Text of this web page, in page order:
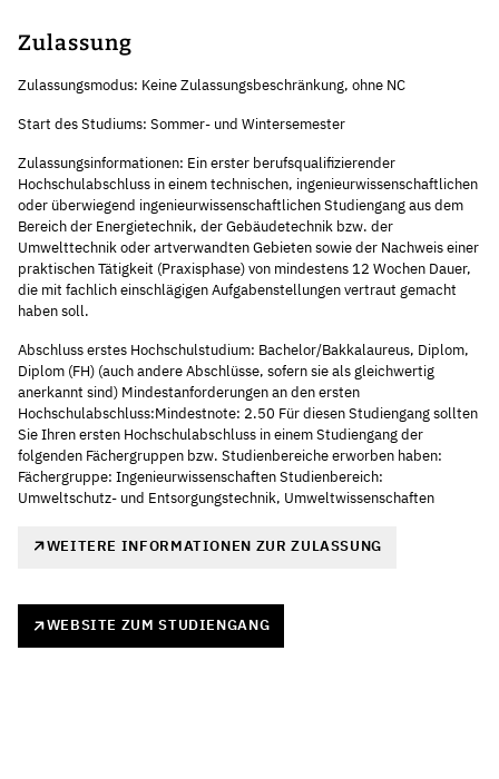
Zulassung
Zulassungsmodus: Keine Zulassungsbeschränkung, ohne NC
Start des Studiums: Sommer- und Wintersemester
Zulassungsinformationen: Ein erster berufsqualifizierender
Hochschulabschluss in einem technischen, ingenieurwissenschaftlichen
oder überwiegend ingenieurwissenschaftlichen Studiengang aus dem
Bereich der Energietechnik, der Gebäudetechnik bzw. der
Umwelttechnik oder artverwandten Gebieten sowie der Nachweis einer
praktischen Tätigkeit (Praxisphase) von mindestens 12 Wochen Dauer,
die mit fachlich einschlägigen Aufgabenstellungen vertraut gemacht
haben soll.
Abschluss erstes Hochschulstudium: Bachelor/Bakkalaureus, Diplom,
Diplom (FH) (auch andere Abschlüsse, sofern sie als gleichwertig
anerkannt sind) Mindestanforderungen an den ersten
Hochschulabschluss:Mindestnote: 2.50 Für diesen Studiengang sollten
Sie Ihren ersten Hochschulabschluss in einem Studiengang der
folgenden Fächergruppen bzw. Studienbereiche erworben haben:
Fächergruppe: Ingenieurwissenschaften Studienbereich:
Umweltschutz- und Entsorgungstechnik, Umweltwissenschaften
WEITERE INFORMATIONEN ZUR ZULASSUNG
WEBSITE ZUM STUDIENGANG